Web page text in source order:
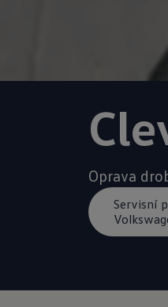
Oprava
Servisní